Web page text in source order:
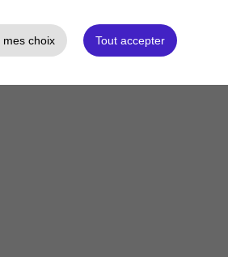
mes choix Tout accepter